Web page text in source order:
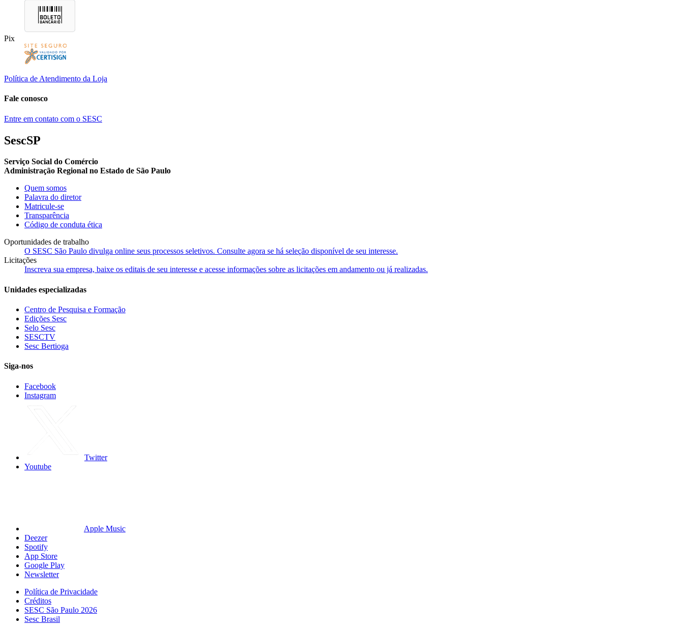
Pix
Política de Atendimento da Loja
Fale conosco
Entre em contato com o SESC
SescSP
Serviço Social do Comércio
Administração Regional no Estado de São Paulo
Quem somos
Palavra do diretor
Matricule-se
Transparência
Código de conduta ética
Oportunidades de trabalho
O SESC São Paulo divulga online seus processos seletivos. Consulte agora se há seleção disponível de seu interesse.
Licitações
Inscreva sua empresa, baixe os editais de seu interesse e acesse informações sobre as licitações em andamento ou já realizadas.
Unidades especializadas
Centro de Pesquisa e Formação
Edições Sesc
Selo Sesc
SESCTV
Sesc Bertioga
Siga-nos
Facebook
Instagram
Twitter
Youtube
Apple Music
Deezer
Spotify
App Store
Google Play
Newsletter
Política de Privacidade
Créditos
SESC São Paulo 2026
Sesc Brasil